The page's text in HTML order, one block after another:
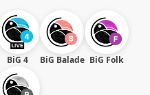
BiG 4 BiG Balade BiG Folk